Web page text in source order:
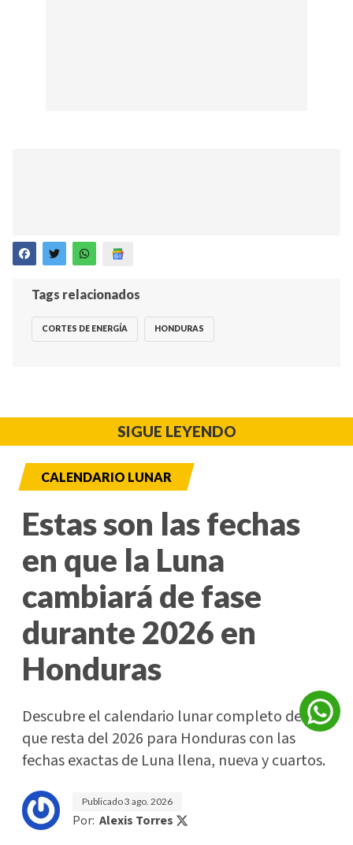
Tags relacionados
CORTES DE ENERGÍA HONDURAS
SIGUE LEYENDO
CALENDARIO LUNAR
Estas son las fechas
en que la Luna
cambiará de fase
durante 2026 en
Honduras
Descubre el calendario lunar completo de lo
que resta del 2026 para Honduras con las
fechas exactas de Luna llena, nueva y cuartos.
Publicado3 ago. 2026
Por: Alexis Torres